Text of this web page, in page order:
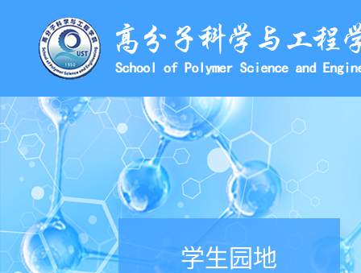
学生园地